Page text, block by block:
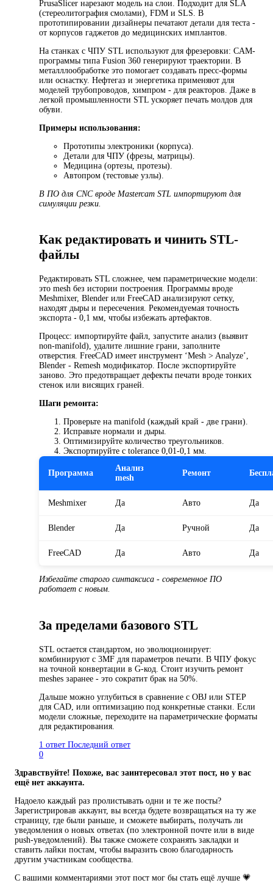
PrusaSlicer нарезают модель на слои. Подходит для SLA
(стереолитография смолами), FDM и SLS. В
прототипировании дизайнеры печатают детали для теста -
от корпусов гаджетов до медицинских имплантов.
На станках с ЧПУ STL используют для фрезеровки: CAM-
программы типа Fusion 360 генерируют траектории. В
металллообработке это помогает создавать пресс-формы
или оснастку. Нефтегаз и энергетика применяют для
моделей трубопроводов, химпром - для реакторов. Даже в
легкой промышленности STL ускоряет печать молдов для
обуви.
Примеры использования:
Прототипы электроники (корпуса).
Детали для ЧПУ (фрезы, матрицы).
Медицина (ортезы, протезы).
Автопром (тестовые узлы).
В ПО для CNC вроде Mastercam STL импортируют для
симуляции резки.
Как редактировать и чинить STL-
файлы
Редактировать STL сложнее, чем параметрические модели:
это mesh без истории построения. Программы вроде
Meshmixer, Blender или FreeCAD анализируют сетку,
находят дыры и пересечения. Рекомендуемая точность
экспорта - 0,1 мм, чтобы избежать артефактов.
Процесс: импортируйте файл, запустите анализ (выявит
non-manifold), удалите лишние грани, заполните
отверстия. FreeCAD имеет инструмент ‘Mesh > Analyze’,
Blender - Remesh модификатор. После экспортируйте
заново. Это предотвращает дефекты печати вроде тонких
стенок или висящих граней.
Шаги ремонта:
Проверьте на manifold (каждый край - две грани).
Исправьте нормали и дыры.
Оптимизируйте количество треугольников.
Экспортируйте с tolerance 0,01-0,1 мм.
Программа
Анализ
mesh
Ремонт
Meshmixer Да Авто Да
Blender Да Ручной Да
FreeCAD Да Авто Да
Избегайте старого синтаксиса - современное ПО
работает с новым.
За пределами базового STL
STL остается стандартом, но эволюционирует:
комбинируют с 3MF для параметров печати. В ЧПУ фокус
на точной конвертации в G-код. Стоит изучить ремонт
meshes заранее - это сократит брак на 50%.
Дальше можно углубиться в сравнение с OBJ или STEP
для CAD, или оптимизацию под конкретные станки. Если
модели сложные, переходите на параметрические форматы
для редактирования.
1 ответ Последний ответ
0
Здравствуйте! Похоже, вас заинтересовал этот пост, но у вас
ещё нет аккаунта.
Надоело каждый раз пролистывать одни и те же посты?
Зарегистрировав аккаунт, вы всегда будете возвращаться на ту же
страницу, где были раньше, и сможете выбирать, получать ли
уведомления о новых ответах (по электронной почте или в виде
push-уведомлений). Вы также сможете сохранять закладки и
ставить лайки постам, чтобы выразить свою благодарность
другим участникам сообщества.
С вашими комментариями этот пост мог бы стать ещё лучше 💗